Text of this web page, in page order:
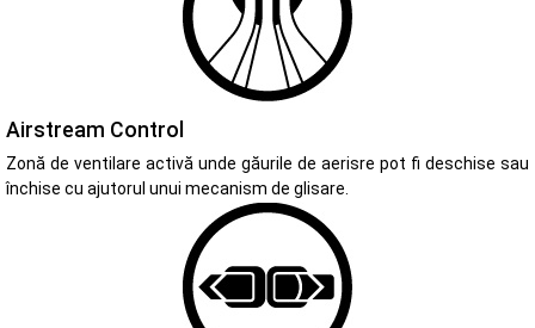
Airstream Control
Zonă de ventilare activă unde găurile de aerisre pot fi deschise sau
închise cu ajutorul unui mecanism de glisare.